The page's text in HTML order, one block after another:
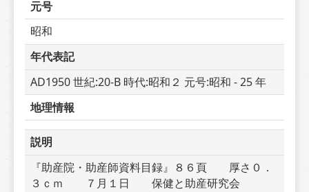
元号
昭和
年代表記
AD1950 世紀:20-B 時代:昭和２ 元号:昭和 - 25 年
地理情報
説明
『助産院・助産師資料目録』８６頁　　厚さ０．
３ｃｍ　　７月１日　　保健と助産研究会